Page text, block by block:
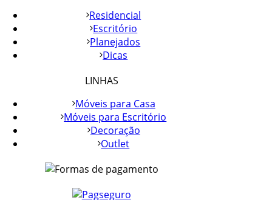
Residencial
Escritório
Planejados
Dicas
LINHAS
Móveis para Casa
Móveis para Escritório
Decoração
Outlet